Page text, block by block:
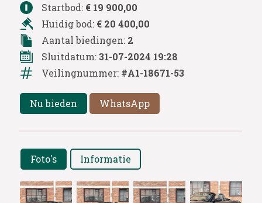
Startbod: € 19 900,00
Huidig bod: € 20 400,00
Aantal biedingen: 2
Sluitdatum:31-07-2024 19:28
Veilingnummer: #A1-18671-53
Nu bieden WhatsApp
Foto's Informatie